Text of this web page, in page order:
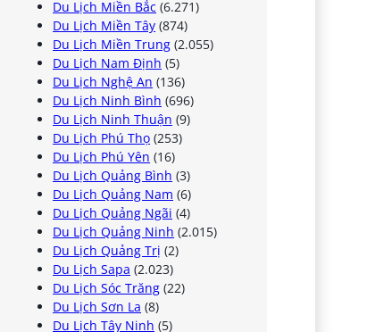
Du Lịch Miền Bắc (6.271)
Du Lịch Miền Tây (874)
Du Lịch Miền Trung (2.055)
Du Lịch Nam Định (5)
Du Lịch Nghệ An (136)
Du Lịch Ninh Bình (696)
Du Lịch Ninh Thuận (9)
Du Lịch Phú Thọ (253)
Du Lịch Phú Yên (16)
Du Lịch Quảng Bình (3)
Du Lịch Quảng Nam (6)
Du Lịch Quảng Ngãi (4)
Du Lịch Quảng Ninh (2.015)
Du Lịch Quảng Trị (2)
Du Lịch Sapa (2.023)
Du Lịch Sóc Trăng (22)
Du Lịch Sơn La (8)
Du Lịch Tây Ninh (5)